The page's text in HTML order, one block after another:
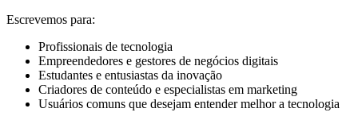
Escrevemos para:
Profissionais de tecnologia
Empreendedores e gestores de negócios digitais
Estudantes e entusiastas da inovação
Criadores de conteúdo e especialistas em marketing
Usuários comuns que desejam entender melhor a tecnologia